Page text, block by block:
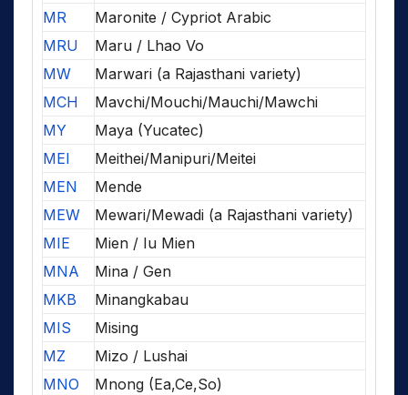
MR
Maronite / Cypriot Arabic
MRU
Maru / Lhao Vo
MW
Marwari (a Rajasthani variety)
MCH
Mavchi/Mouchi/Mauchi/Mawchi
MY
Maya (Yucatec)
MEI
Meithei/Manipuri/Meitei
MEN
Mende
MEW
Mewari/Mewadi (a Rajasthani variety)
MIE
Mien / Iu Mien
MNA
Mina / Gen
MKB
Minangkabau
MIS
Mising
MZ
Mizo / Lushai
MNO
Mnong (Ea,Ce,So)